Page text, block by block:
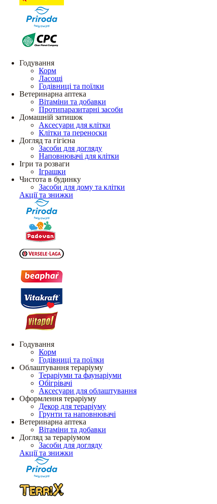
Годування
Корм
Ласощі
Годівниці та поїлки
Ветеринарна аптека
Вітаміни та добавки
Протипаразитарні засоби
Домашній затишок
Аксесуари для клітки
Клітки та переноски
Догляд та гігієна
Засоби для догляду
Наповнювачі для клітки
Ігри та розваги
Іграшки
Чистота в будинку
Засоби для дому та клітки
Акції та знижки
Годування
Корм
Годівниці та поїлки
Облаштування тераріуму
Тераріуми та фаунаріуми
Обігрівачі
Аксесуари для облаштування
Оформлення тераріуму
Декор для тераріуму
Грунти та наповнювачі
Ветеринарна аптека
Вітаміни та добавки
Догляд за тераріумом
Засоби для догляду
Акції та знижки